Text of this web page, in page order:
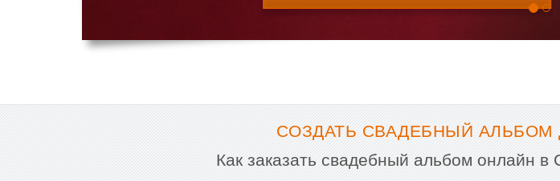
СОЗДАТЬ СВАДЕБНЫЙ
Как заказать свадебный альбом онлайн